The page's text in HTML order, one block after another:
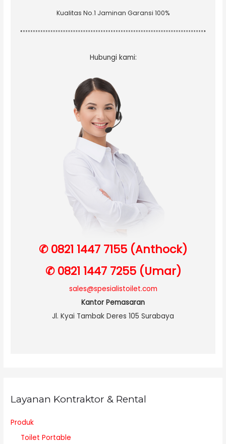
Kualitas No.1 Jaminan Garansi 100%
Hubungi kami:
✆ 0821 1447 7155 (Anthock)
✆ 0821 1447 7255 (Umar)
sales@spesialistoilet.com
Kantor Pemasaran
Jl. Kyai Tambak Deres 105 Surabaya
Layanan Kontraktor & Rental
Produk
Toilet Portable